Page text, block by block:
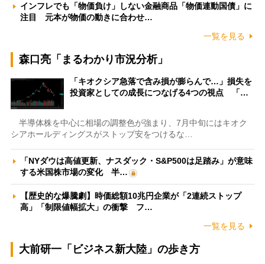
インフレでも「物価負け」しない金融商品「物価連動国債」に
注目 元本が物価の動きに合わせ…
一覧を見る
森口亮「まるわかり市況分析」
「キオクシア急落で含み損が膨らんで…」損失を
投資家としての成長につなげる4つの視点 「…
半導体株を中心に相場の調整色が強まり、7月中旬にはキオク
シアホールディングスがストップ安をつけるな…
「NYダウは高値更新、ナスダック・S&P500は足踏み」が意味
する米国株市場の変化 半…
【歴史的な爆騰劇】時価総額10兆円企業が「2連続ストップ
高」「制限値幅拡大」の衝撃 フ…
一覧を見る
大前研一「ビジネス新大陸」の歩き方